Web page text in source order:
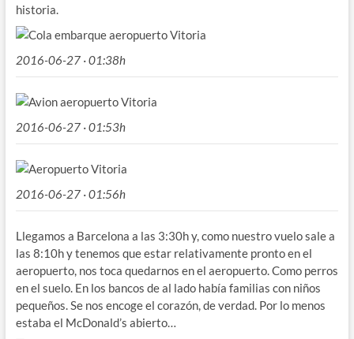
historia.
2016-06-27 · 01:38h
2016-06-27 · 01:53h
2016-06-27 · 01:56h
Llegamos a Barcelona a las 3:30h y, como nuestro vuelo sale a
las 8:10h y tenemos que estar relativamente pronto en el
aeropuerto, nos toca quedarnos en el aeropuerto. Como perros
en el suelo. En los bancos de al lado había familias con niños
pequeños. Se nos encoge el corazón, de verdad. Por lo menos
estaba el McDonald’s abierto…